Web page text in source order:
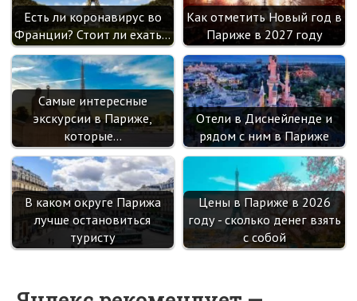
Есть ли коронавирус во
Франции? Стоит ли ехать…
Как отметить Новый год в
Париже в 2027 году
Самые интересные
экскурсии в Париже,
которые…
Отели в Диснейленде и
рядом с ним в Париже
В каком округе Парижа
лучше остановиться
туристу
Цены в Париже в 2026
году - сколько денег взять
с собой